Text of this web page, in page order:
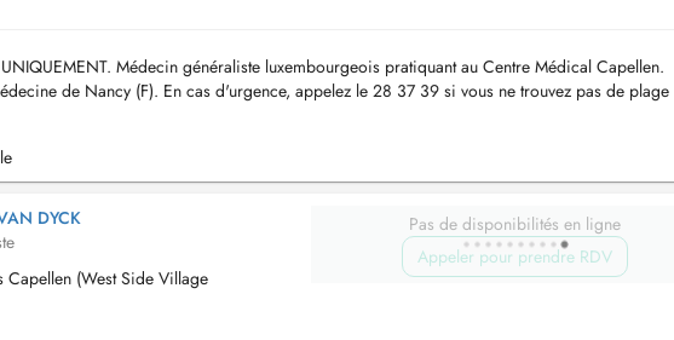
Médecin généraliste luxembourgeois pratiquant au Centre Médical Capellen.
de Nancy (F). En cas d'urgence, appelez le 28 37 39 si vous ne trouvez pas de
vous non honoré ou annulé à moi...
DYCK
Capellen (West Side Village
Pas de disponibilités en ligne
Appeler pour prendre RDV